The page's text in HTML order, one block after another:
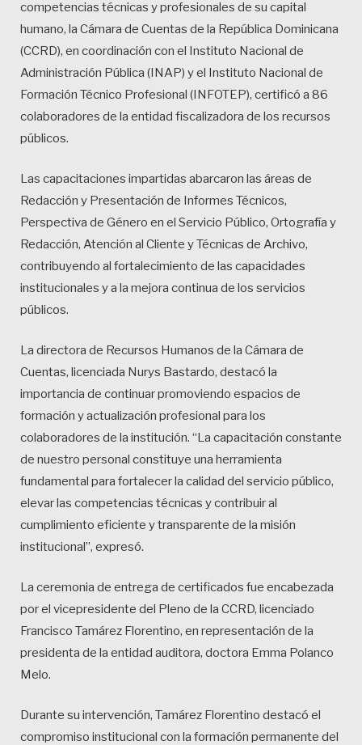
competencias técnicas y profesionales de su capital
humano, la Cámara de Cuentas de la República Dominicana
(CCRD), en coordinación con el Instituto Nacional de
Administración Pública (INAP) y el Instituto Nacional de
Formación Técnico Profesional (INFOTEP), certificó a 86
colaboradores de la entidad fiscalizadora de los recursos
públicos.
Las capacitaciones impartidas abarcaron las áreas de
Redacción y Presentación de Informes Técnicos,
Perspectiva de Género en el Servicio Público, Ortografía y
Redacción, Atención al Cliente y Técnicas de Archivo,
contribuyendo al fortalecimiento de las capacidades
institucionales y a la mejora continua de los servicios
públicos.
La directora de Recursos Humanos de la Cámara de
Cuentas, licenciada Nurys Bastardo, destacó la
importancia de continuar promoviendo espacios de
formación y actualización profesional para los
colaboradores de la institución. “La capacitación constante
de nuestro personal constituye una herramienta
fundamental para fortalecer la calidad del servicio público,
elevar las competencias técnicas y contribuir al
cumplimiento eficiente y transparente de la misión
institucional”, expresó.
La ceremonia de entrega de certificados fue encabezada
por el vicepresidente del Pleno de la CCRD, licenciado
Francisco Tamárez Florentino, en representación de la
presidenta de la entidad auditora, doctora Emma Polanco
Melo.
Durante su intervención, Tamárez Florentino destacó el
compromiso institucional con la formación permanente del